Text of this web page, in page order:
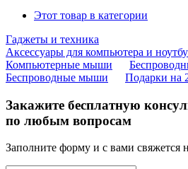
Этот товар в категории
Гаджеты и техника
Аксессуары для компьютера и
Компьютерные мыши
Беспроводные мыши
Подарки на
Закажите бесплатную
по любым вопросам
Заполните форму и с вами свяжется